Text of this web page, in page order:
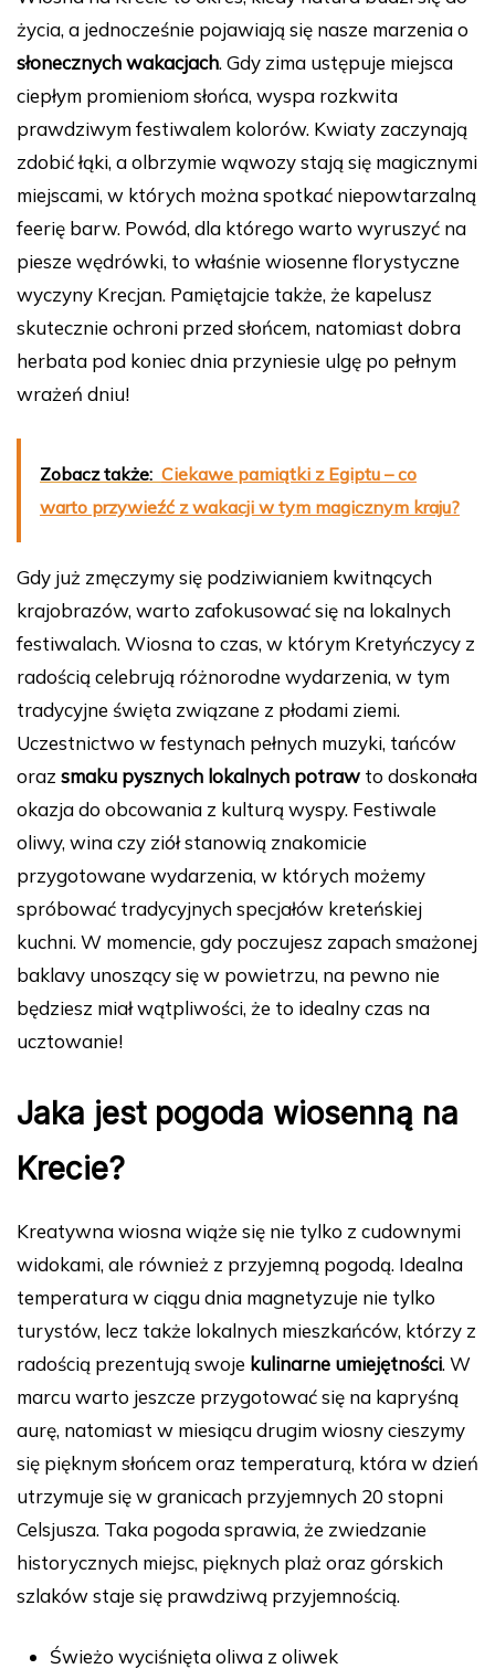
życia, a jednocześnie pojawiają się nasze marzenia o
słonecznych wakacjach. Gdy zima ustępuje miejsca
ciepłym promieniom słońca, wyspa rozkwita
prawdziwym festiwalem kolorów. Kwiaty zaczynają
zdobić łąki, a olbrzymie wąwozy stają się magicznymi
miejscami, w których można spotkać niepowtarzalną
feerię barw. Powód, dla którego warto wyruszyć na
piesze wędrówki, to właśnie wiosenne florystyczne
wyczyny Krecjan. Pamiętajcie także, że kapelusz
skutecznie ochroni przed słońcem, natomiast dobra
herbata pod koniec dnia przyniesie ulgę po pełnym
wrażeń dniu!
Zobacz także: Ciekawe pamiątki z Egiptu – co
warto przywieźć z wakacji w tym magicznym kraju?
Gdy już zmęczymy się podziwianiem kwitnących
krajobrazów, warto zafokusować się na lokalnych
festiwalach. Wiosna to czas, w którym Kretyńczycy z
radością celebrują różnorodne wydarzenia, w tym
tradycyjne święta związane z płodami ziemi.
Uczestnictwo w festynach pełnych muzyki, tańców
oraz smaku pysznych lokalnych potraw to doskonała
okazja do obcowania z kulturą wyspy. Festiwale
oliwy, wina czy ziół stanowią znakomicie
przygotowane wydarzenia, w których możemy
spróbować tradycyjnych specjałów kreteńskiej
kuchni. W momencie, gdy poczujesz zapach smażonej
baklavy unoszący się w powietrzu, na pewno nie
będziesz miał wątpliwości, że to idealny czas na
ucztowanie!
Jaka jest pogoda wiosenną na
Krecie?
Kreatywna wiosna wiąże się nie tylko z cudownymi
widokami, ale również z przyjemną pogodą. Idealna
temperatura w ciągu dnia magnetyzuje nie tylko
turystów, lecz także lokalnych mieszkańców, którzy z
radością prezentują swoje kulinarne umiejętności. W
marcu warto jeszcze przygotować się na kapryśną
aurę, natomiast w miesiącu drugim wiosny cieszymy
się pięknym słońcem oraz temperaturą, która w dzień
utrzymuje się w granicach przyjemnych 20 stopni
Celsjusza. Taka pogoda sprawia, że zwiedzanie
historycznych miejsc, pięknych plaż oraz górskich
szlaków staje się prawdziwą przyjemnością.
Świeżo wyciśnięta oliwa z oliwek